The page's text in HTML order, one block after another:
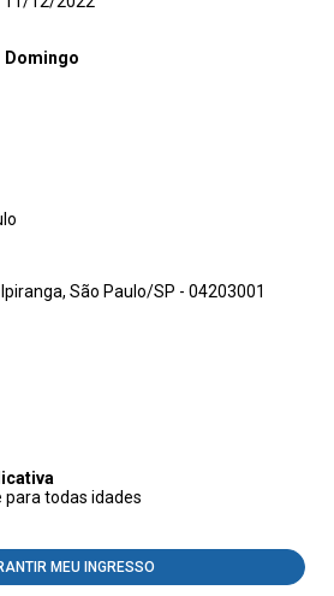
Domingo
São Paulo/SP - 04203001
para todas idades
MEU INGRESSO